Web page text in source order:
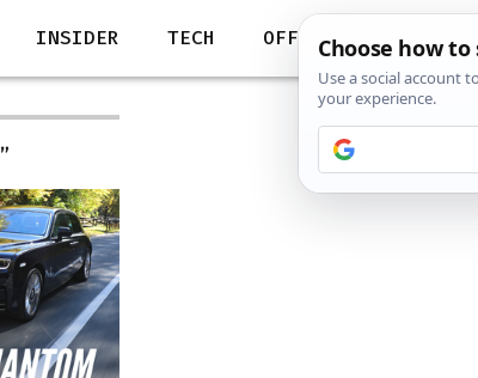
INSIDER TECH OFF
”